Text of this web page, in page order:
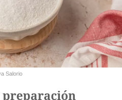
Salorio
preparación